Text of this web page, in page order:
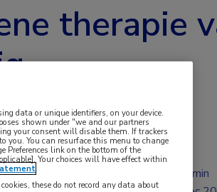
therapie
2 min
data or unique identifiers, on your device.
shown under "we and our partners
your consent will disable them. If trackers
you. You can resurface this menu to change
Preferences link on the bottom of the
Your choices will have effect within
these do not record any data about